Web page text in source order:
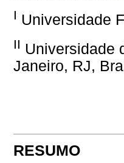
I Universidade
II Universidade
Janeiro, RJ,
RESUMO